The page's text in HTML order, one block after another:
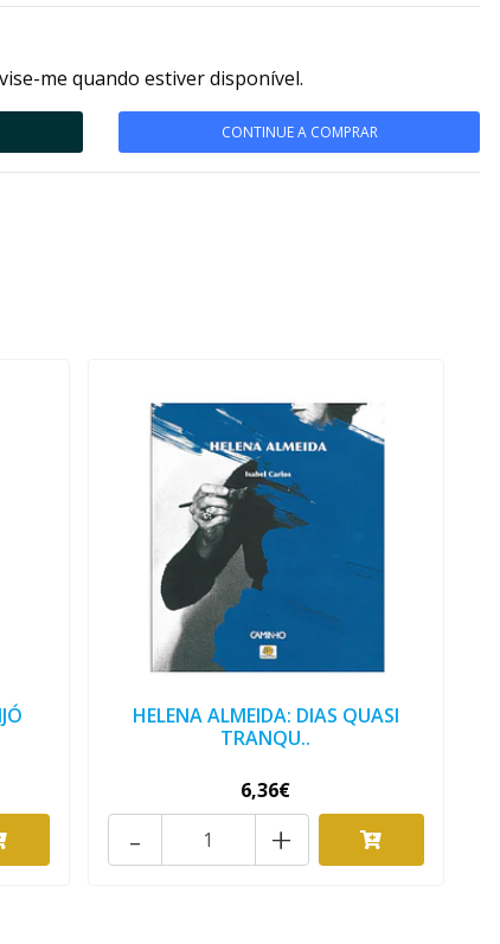
me quando estiver disponível.
CONTINUE A COMPRAR
HELENA ALMEIDA: DIAS QUASI
TRANQU..
6,36€
+
-